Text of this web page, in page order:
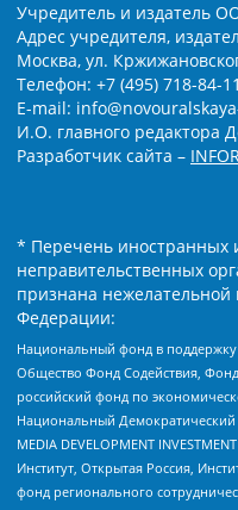
Учредитель и издатель
Адрес учредителя,
Москва, ул.
Телефон: +7 (495) 718-84-11
E-mail:
И.О. главного редактора
Разработчик сайта –
* Перечень иностранных
неправительственных
признана нежелательной
Федерации:
Национальный фонд в
Общество Фонд Содействия,
российский фонд по
Национальный
MEDIA DEVELOPMENT
Институт, Открытая Россия,
фонд регионального